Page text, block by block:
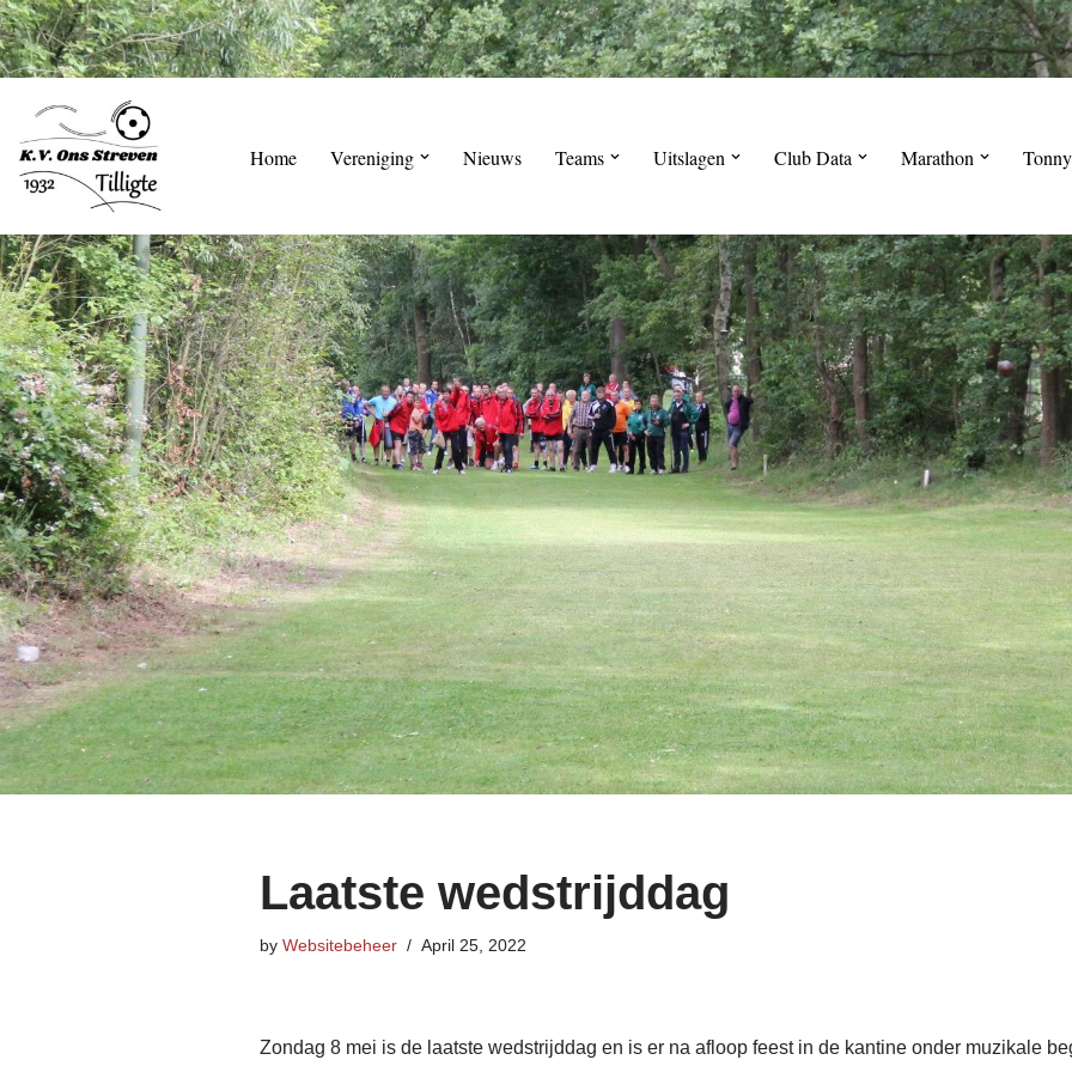
Skip
content
Home Vereniging Nieuws Teams Uitslagen Club Data Marathon
Laatste wedstrijddag
by Websitebeheer April 25, 2022
Zondag 8 mei is de laatste wedstrijddag en is er na afloop feest in de kantine onder muzikale